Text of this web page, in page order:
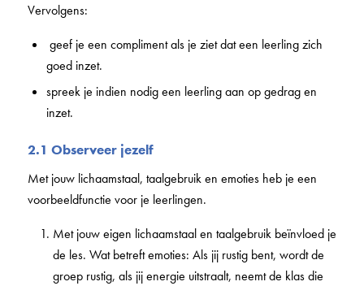
Vervolgens:
geef je een compliment als je ziet dat een leerling zich
goed inzet.
spreek je indien nodig een leerling aan op gedrag en
inzet.
2.1 Observeer jezelf
Met jouw lichaamstaal, taalgebruik en emoties heb je een
voorbeeldfunctie voor je leerlingen.
Met jouw eigen lichaamstaal en taalgebruik beïnvloed je
de les. Wat betreft emoties: Als jij rustig bent, wordt de
groep rustig, als jij energie uitstraalt, neemt de klas die